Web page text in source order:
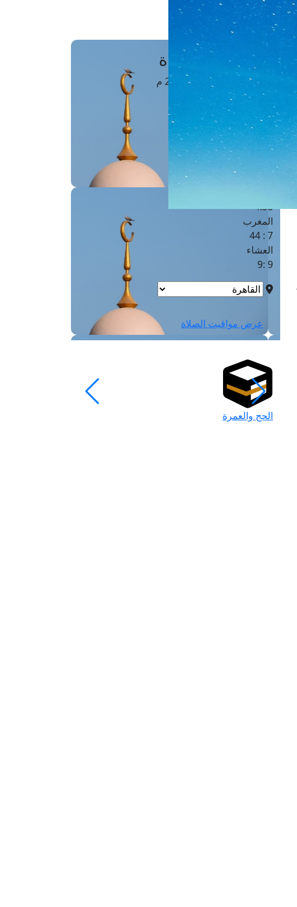
الفتوى الهاتفية
مَواقِيتُ الصَّـــلاة
القاهرة · 07 أغسطس 2026 م
4 :41
الشروق
6 :17
4:38
المغرب
7 : 44
العشاء
9 :9
عرض مواقيت الصلاة
الحج والعمرة